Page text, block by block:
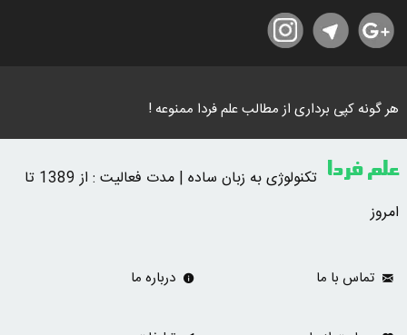
هر گونه کپی برداری از مطالب علم فردا ممنوعه !
علم فردا
تکنولوژی به زبان ساده | مدت فعالیت : از 1389 تا
امروز
تماس با ما درباره ما